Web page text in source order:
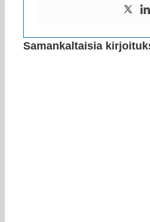
Samankaltaisia